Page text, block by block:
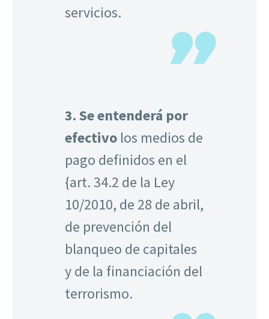
servicios.
3.Se entenderá por
efectivo los medios de
pago definidos en el
{art. 34.2 de la Ley
10/2010, de 28 de abril,
de prevención del
blanqueo de capitales
y de la financiación del
terrorismo.